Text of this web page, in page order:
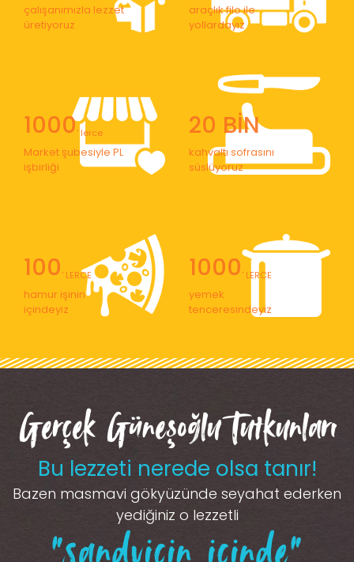
çalışanımızla lezzet
üretiyoruz
araçlık filo ile
yollardayız
1000' lerce
Market şubesiyle PL
işbirliği
20 BİN
kahvaltı sofrasını
süslüyoruz
100' LERCE
hamur işinin
içindeyiz
1000' LERCE
yemek
tenceresindeyiz
Gerçek Güneşoğlu Tutkunları
Bu lezzeti nerede olsa tanır!
Bazen masmavi gökyüzünde seyahat ederken
yediğiniz o lezzetli